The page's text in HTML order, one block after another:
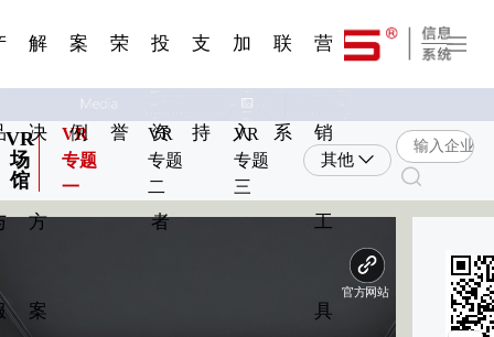
解
决
方
案
案
例
荣
誉
投
资
者
支
持
加
入
联
系
营
销
工
具
VR
场
馆
VR
专题
一
VR
专题
二
VR
专题
三
其他
环
扫